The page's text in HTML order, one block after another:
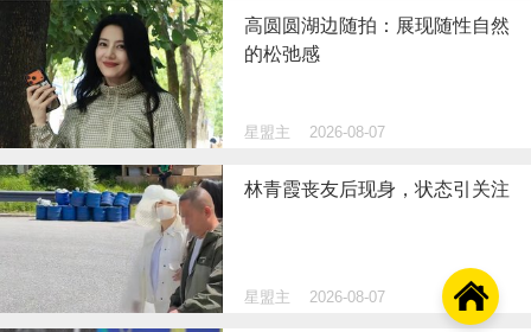
高圆圆湖边随拍：展现随性自然
的松弛感
星盟主 2026-08-07
林青霞丧友后现身，状态引关注
星盟主 2026-08-07 